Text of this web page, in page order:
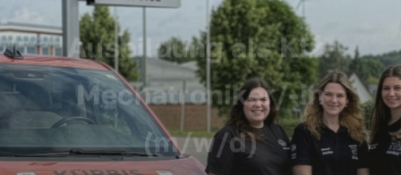
Mietwagen
Kontakt
Ausbildung als Kfz-
Mechatroniker/-in
(m/w/d)